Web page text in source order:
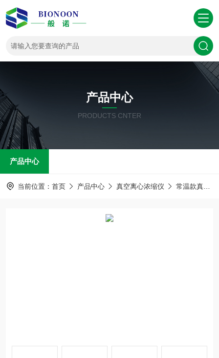
产品中心
PRODUCTS CNTER
产品中心
当前位置： 首页 产品中心 真空离心浓缩仪 常温款真空离心浓缩仪